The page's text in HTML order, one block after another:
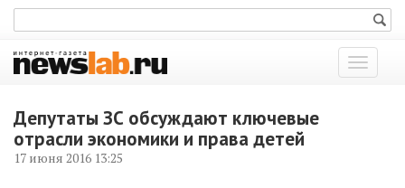
Показать
меню
Депутаты ЗС обсуждают ключевые
отрасли экономики и права детей
17 июня 2016 13:25